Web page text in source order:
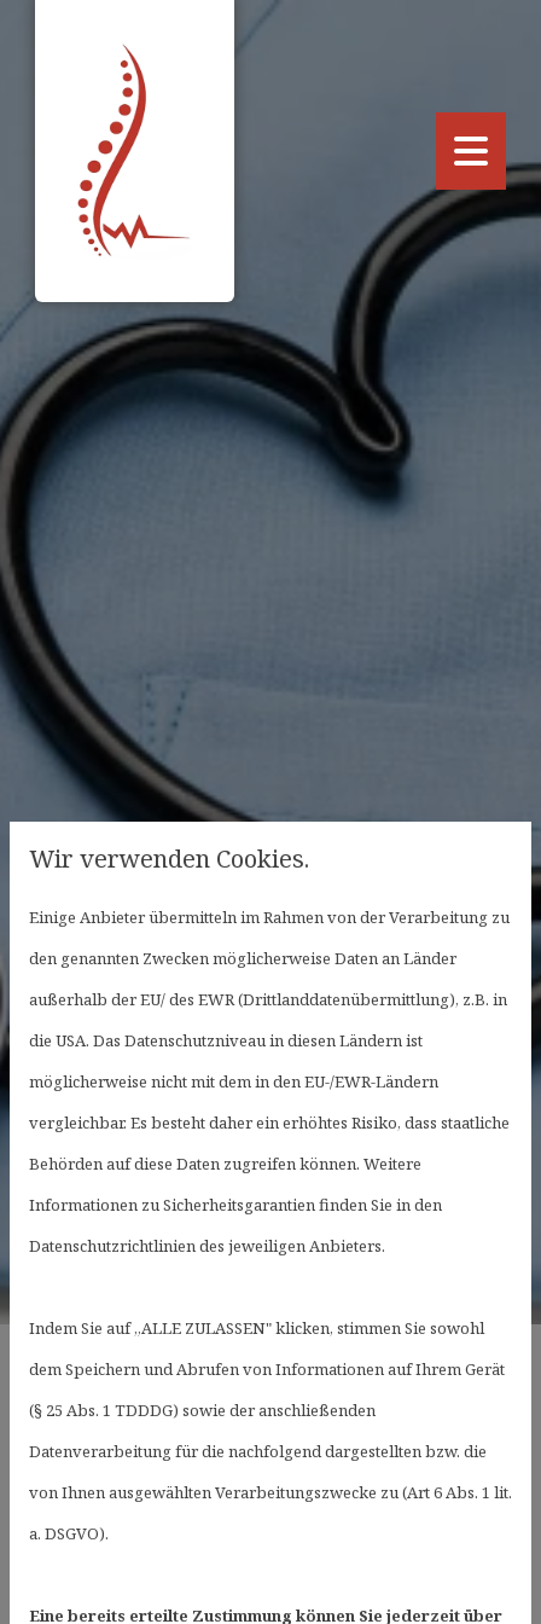
Praxis
Doktor ( Univ. Ardabil )
Reza Haji Jafari Facharzt für
Allgemeinmedizin
Wir verwenden Cookies.
Einige Anbieter übermitteln im Rahmen von der Verarbeitung zu
den genannten Zwecken möglicherweise Daten an Länder
außerhalb der EU/ des EWR (Drittlanddatenübermittlung), z.B. in
die USA. Das Datenschutzniveau in diesen Ländern ist
möglicherweise nicht mit dem in den EU-/EWR-Ländern
vergleichbar. Es besteht daher ein erhöhtes Risiko, dass staatliche
Behörden auf diese Daten zugreifen können. Weitere
Informationen zu Sicherheitsgarantien finden Sie in den
Datenschutzrichtlinien des jeweiligen Anbieters.
Indem Sie auf „ALLE ZULASSEN" klicken, stimmen Sie sowohl
dem Speichern und Abrufen von Informationen auf Ihrem Gerät
(§ 25 Abs. 1 TDDDG) sowie der anschließenden
Datenverarbeitung für die nachfolgend dargestellten bzw. die
von Ihnen ausgewählten Verarbeitungszwecke zu (Art 6 Abs. 1 lit.
a. DSGVO).
Eine bereits erteilte Zustimmung können Sie jederzeit über